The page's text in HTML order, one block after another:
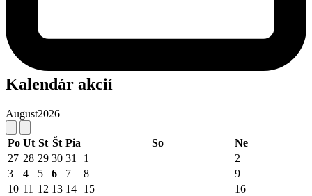
Kalendár akcií
August2026
Po Ut St Št Pia So
Ne
27 28 29 30 31 1
2
3
4 5 6 7 8
9
10 11 12 13 14 15
16